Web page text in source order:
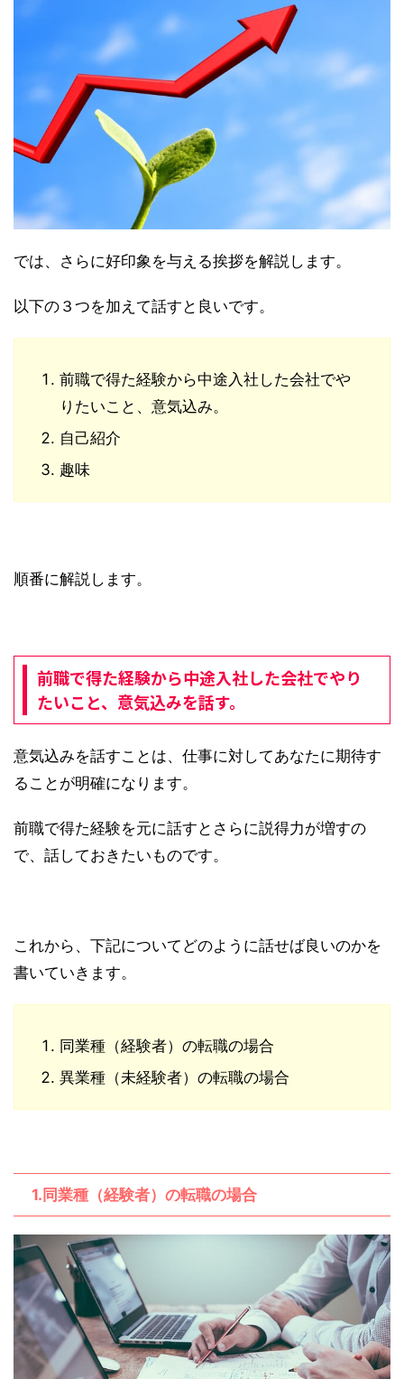
では、さらに好印象を与える挨拶を解説します。
以下の３つを加えて話すと良いです。
前職で得た経験から中途入社した会社でや
りたいこと、意気込み。
自己紹介
趣味
順番に解説します。
前職で得た経験から中途入社した会社でやり
たいこと、意気込みを話す。
意気込みを話すことは、仕事に対してあなたに期待す
ることが明確になります。
前職で得た経験を元に話すとさらに説得力が増すの
で、話しておきたいものです。
これから、下記についてどのように話せば良いのかを
書いていきます。
同業種（経験者）の転職の場合
異業種（未経験者）の転職の場合
1.同業種（経験者）の転職の場合